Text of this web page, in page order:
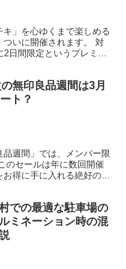
」を心ゆくまで楽しめる
いに開催されます。 対
日間限定というプレミア
無印良品週間は3月
ト？
週間」では、メンバー限
のセールは年に数回開催
得に手に入れる絶好の機
での最適な駐車場の
ミネーション時の混